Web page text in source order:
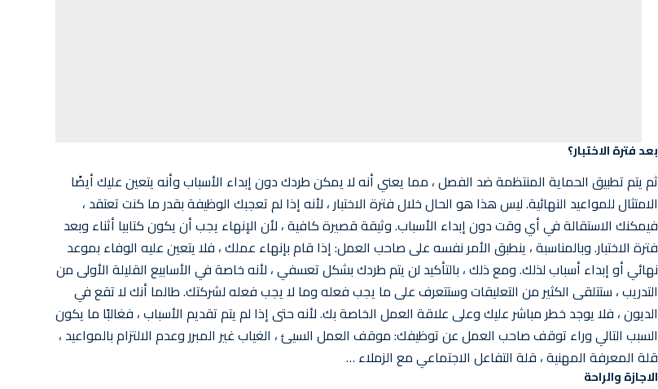
بعد فترة الاختبار؟
ثم يتم تطبيق الحماية المنتظمة ضد الفصل ، مما يعني أنه لا يمكن طردك دون إبداء الأسباب وأنه يتعين عليك أيضًا
الامتثال للمواعيد النهائية. ليس هذا هو الحال خلال فترة الاختبار ، لأنه إذا لم تعجبك الوظيفة بقدر ما كنت تعتقد ،
فيمكنك الاستقالة في أي وقت دون إبداء الأسباب. وثيقة قصيرة كافية ، لأن الإنهاء يجب أن يكون كتابيا أثناء وبعد
فترة الاختبار. وبالمناسبة ، ينطبق الأمر نفسه على صاحب العمل: إذا قام بإنهاء عملك ، فلا يتعين عليه الوفاء بموعد
نهائي أو إبداء أسباب لذلك. ومع ذلك ، بالتأكيد لن يتم طردك بشكل تعسفي ، لأنه خاصة في الأسابيع القليلة الأولى من
التدريب ، ستتلقى الكثير من التعليقات وستتعرف على ما يجب فعله وما لا يجب فعله لشركتك. طالما أنك لا تقع في
الديون ، فلا يوجد خطر مباشر عليك وعلى علاقة العمل الخاصة بك. لأنه حتى إذا لم يتم تقديم الأسباب ، فغالبًا ما يكون
السبب التالي وراء توقف صاحب العمل عن توظيفك: موقف العمل السيئ ، الغياب غير المبرر وعدم الالتزام بالمواعيد ،
قلة المعرفة المهنية ، قلة التفاعل الاجتماعي مع الزملاء …
الاجازة والراحة